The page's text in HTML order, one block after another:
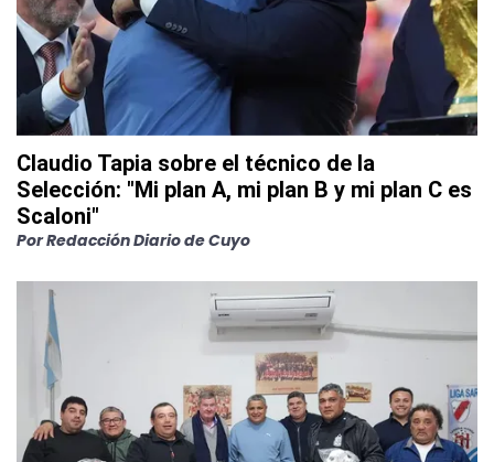
Claudio Tapia sobre el técnico de la
Selección: "Mi plan A, mi plan B y mi plan C es
Scaloni"
PorRedacción Diario de Cuyo